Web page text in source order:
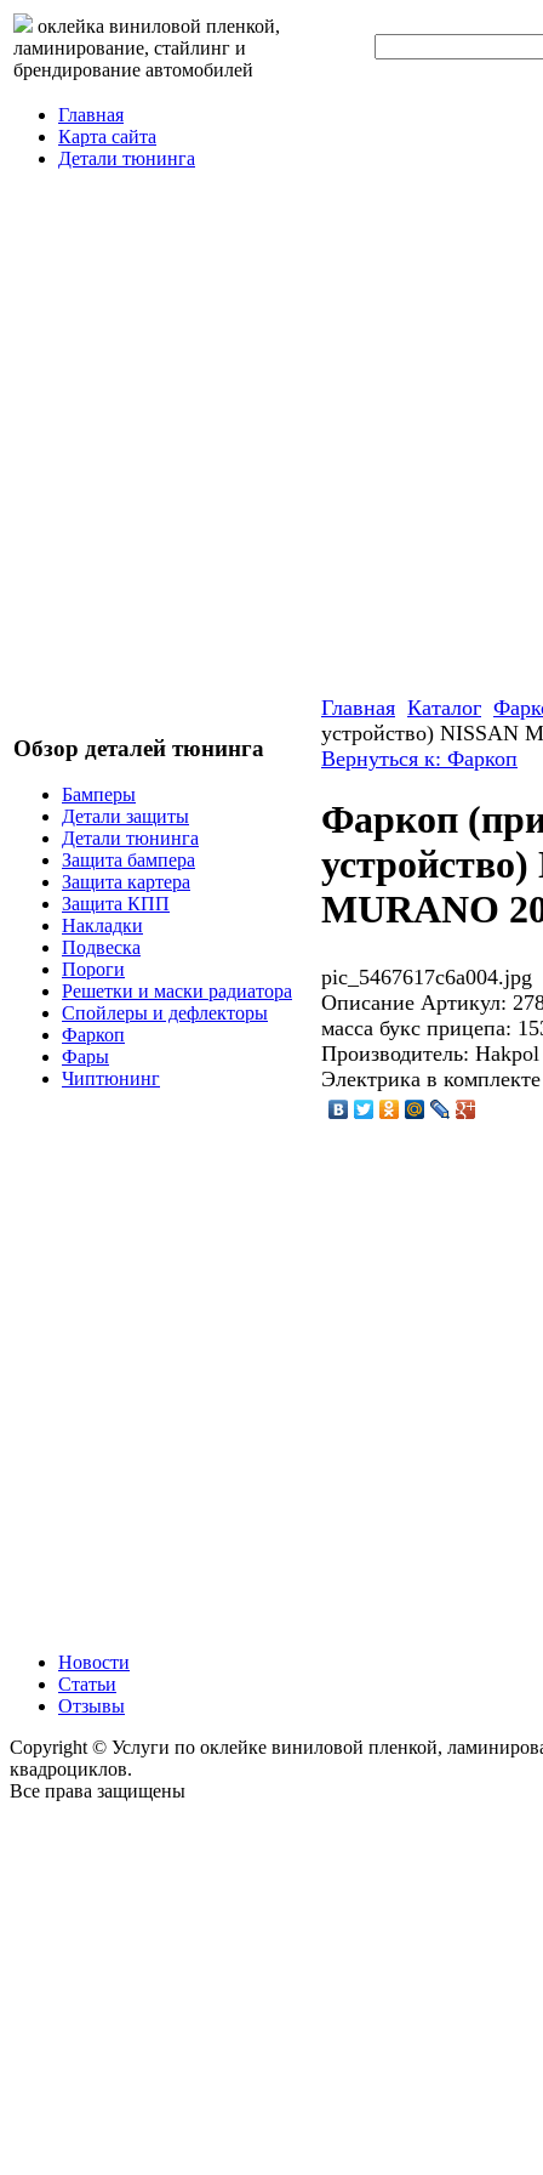
оклейка виниловой пленкой,
ламинирование, стайлинг и
брендирование автомобилей
Главная
Карта сайта
Детали тюнинга
Обзор деталей тюнинга
Бамперы
Детали защиты
Детали тюнинга
Защита бампера
Защита картера
Защита КПП
Накладки
Подвеска
Пороги
Решетки и маски радиатора
Спойлеры и дефлекторы
Фаркоп
Фары
Чиптюнинг
Главная Каталог
устройство) NISSAN
Вернуться к: Фаркоп
Фаркоп
MURANO
pic_5467617c6a004.jpg
Описание Артикул:
масса букс прицепа:
Производитель:
Электрика в комплекте
Новости
Статьи
Отзывы
Copyright © Услуги по оклейке виниловой пленкой,
квадроциклов.
Все права защищены